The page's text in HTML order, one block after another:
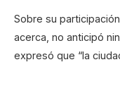
Sobre su
acerca, no anticipó
expresó que “la